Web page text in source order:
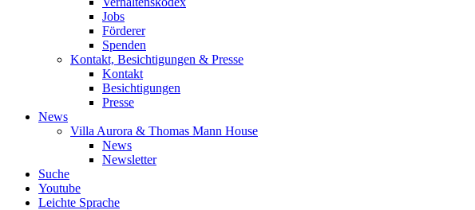
Jobs
Förderer
Spenden
Kontakt, Besichtigungen & Presse
Kontakt
Besichtigungen
Presse
News
Villa Aurora & Thomas Mann House
News
Newsletter
Suche
Youtube
Leichte Sprache